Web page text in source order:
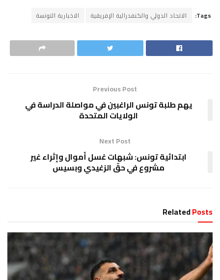
Tags: الاتحاد الدولي والكنفدرالية الإفريقية الاخبارية التونسة
Previous Post
يهم طلبة تونس الراغبين في مواصلة الدراسة في
الولايات المتحدة
Next Post
ابتدائية تونس: شبهات غسل أموال وإثراء غير
مشروع في حقّ الزغيدي وبسيس
RelatedPosts